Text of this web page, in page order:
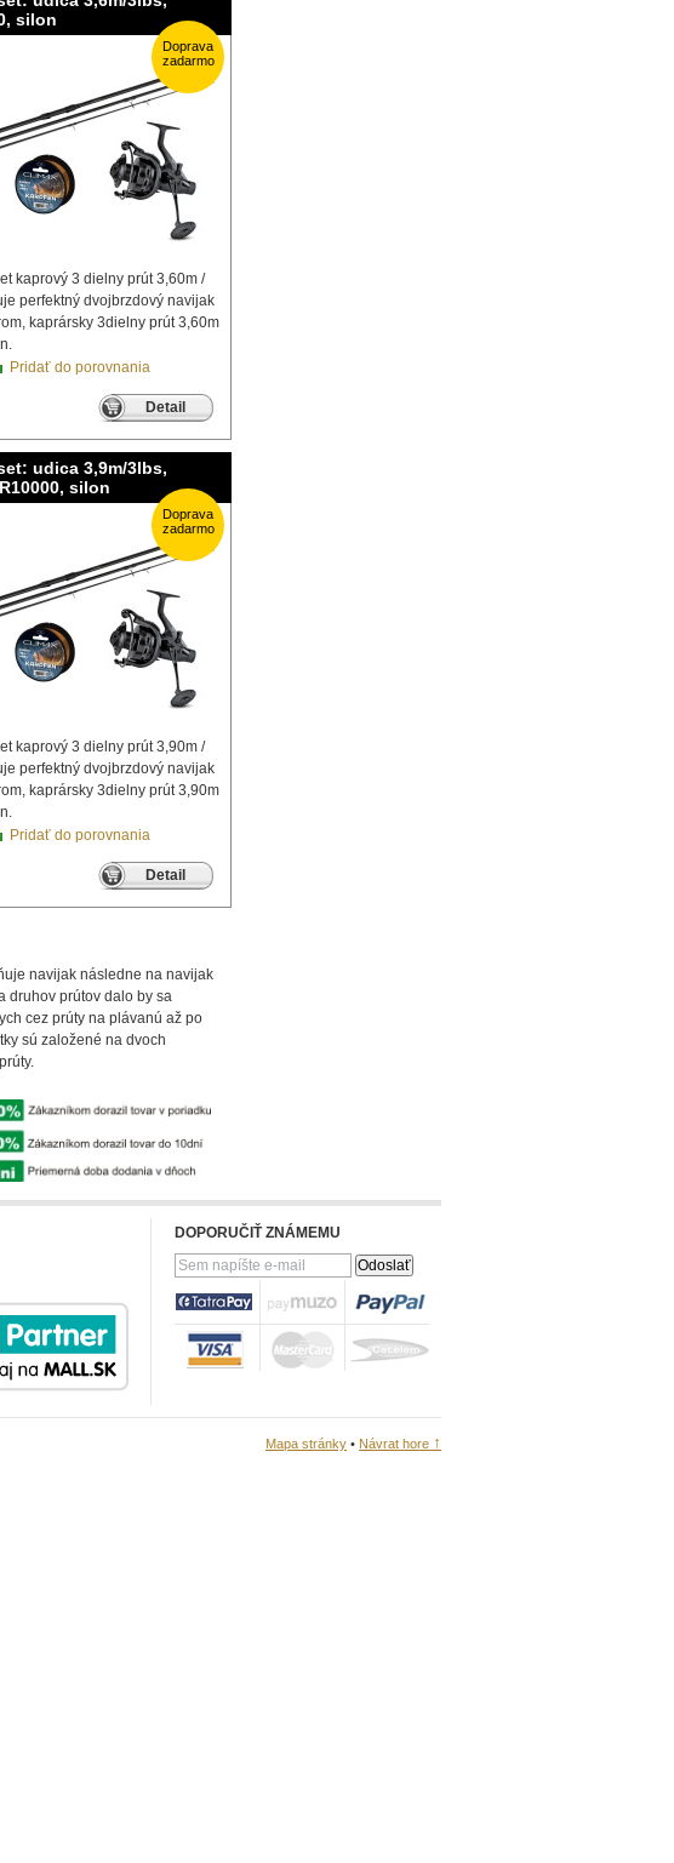
silon
kaprový 3 dielny prút 3,60m /
perfektný dvojbrzdový navijak
kaprársky 3dielny prút 3,60m
Detail
Pridať do porovnania
Doprava
zadarmo
udica 3,9m/3lbs,
silon
kaprový 3 dielny prút 3,90m /
perfektný dvojbrzdový navijak
kaprársky 3dielny prút 3,90m
Detail
Pridať do porovnania
Doprava
zadarmo
navijak následne na navijak
druhov prútov dalo by sa
cez prúty na plávanú až po
sú založené na dvoch
DOPORUČIŤ ZNÁMEMU
Mapa stránky • Návrat hore ↑